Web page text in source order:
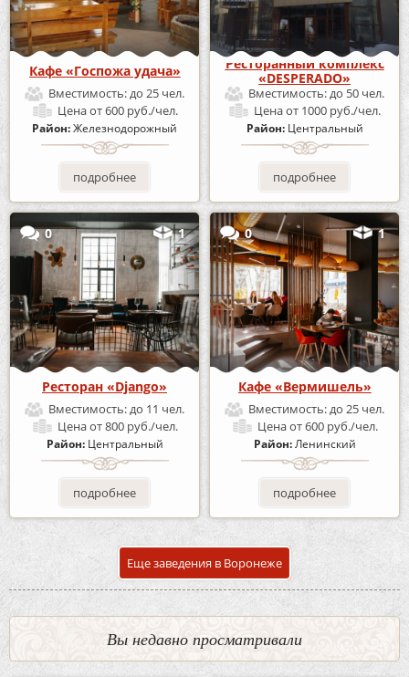
Кафе «Госпожа удача»
Вместимость:до 25 чел.
Ценаот 600 руб./чел.
Район:Железнодорожный
подробнее
Ресторанный комплекс
«DESPERADO»
Вместимость:до 50 чел.
Ценаот 1000 руб./чел.
Район: Центральный
подробнее
0 1
Ресторан «Django»
Вместимость:до 11 чел.
Ценаот 800 руб./чел.
Район: Центральный
подробнее
0 1
Кафе «Вермишель»
Вместимость:до 25 чел.
Ценаот 600 руб./чел.
Район:Ленинский
подробнее
Еще заведения в Воронеже
Вы недавно просматривали